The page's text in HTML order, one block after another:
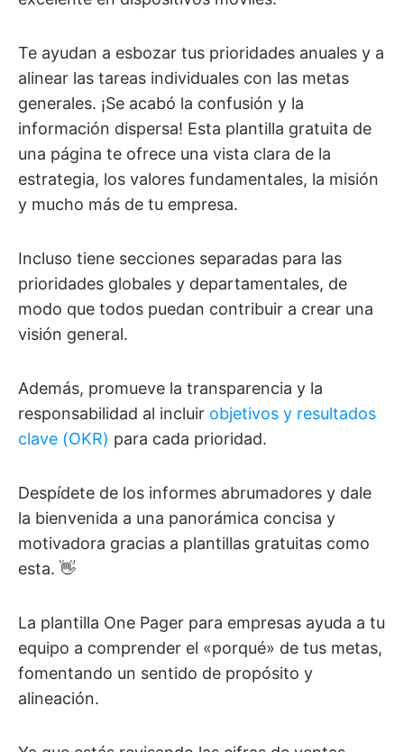
Te ayudan a esbozar tus prioridades anuales y a
alinear las tareas individuales con las metas
generales. ¡Se acabó la confusión y la
información dispersa! Esta plantilla gratuita de
una página te ofrece una vista clara de la
estrategia, los valores fundamentales, la misión
y mucho más de tu empresa.
Incluso tiene secciones separadas para las
prioridades globales y departamentales, de
modo que todos puedan contribuir a crear una
visión general.
Además, promueve la transparencia y la
responsabilidad al incluir objetivos y resultados
clave (OKR) para cada prioridad.
Despídete de los informes abrumadores y dale
la bienvenida a una panorámica concisa y
motivadora gracias a plantillas gratuitas como
esta. 👋
La plantilla One Pager para empresas ayuda a tu
equipo a comprender el «porqué» de tus metas,
fomentando un sentido de propósito y
alineación.